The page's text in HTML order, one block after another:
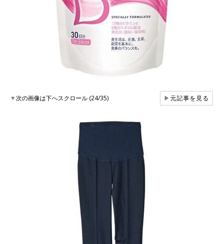
▼次の画像は下へスクロール (24/35) ▶元記事を見る